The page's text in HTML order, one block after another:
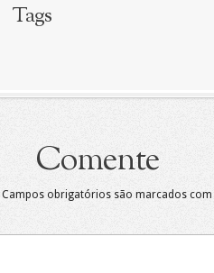
Tags
Comente
Campos obrigatórios são marcados com